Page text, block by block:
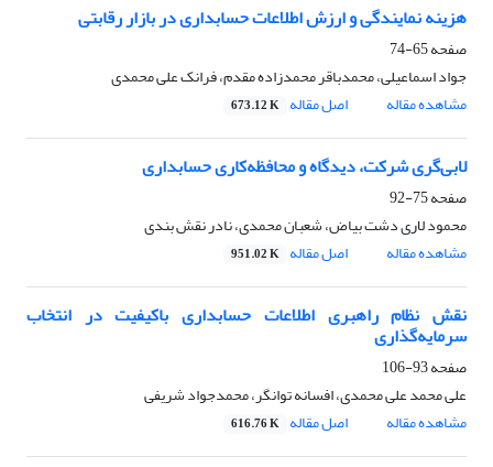
هزینه نمایندگی و ارزش اطلاعات حسابداری در بازار رقابتی
صفحه65-74
جواد اسماعیلی، محمدباقر محمدزاده مقدم، فرانک علی محمدی
مشاهده مقاله
اصل مقاله 673.12 K
لابی‌گری شرکت، دیدگاه و محافظه‌کاری حسابداری
صفحه75-92
محمود لاری دشت بیاض، شعبان محمدی، نادر نقش بندی
مشاهده مقاله
اصل مقاله 951.02 K
نقش نظام راهبری اطلاعات حسابداری باکیفیت در انتخاب
سرمایه‌گذاری
صفحه93-106
علی محمد علی محمدی، افسانه توانگر، محمدجواد شریفی
مشاهده مقاله
اصل مقاله 616.76 K